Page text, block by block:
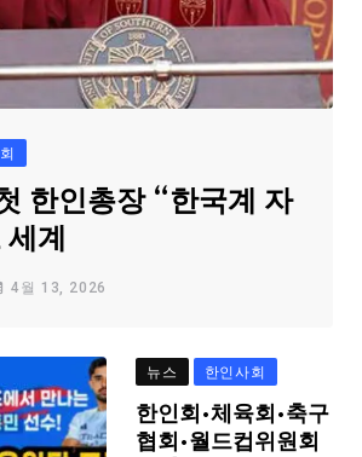
한인총장 “한국계 자
계
4월 13, 2026
뉴스 한인사회
한인회·체육회·축구
협회·월드컵위원회